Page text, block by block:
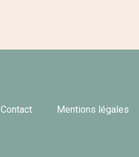
Contact Mentions légales